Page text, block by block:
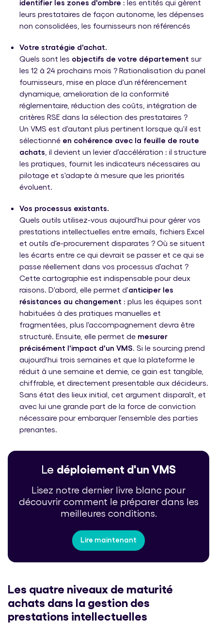
identifier les zones d'ombre : les entités qui gèrent
leurs prestataires de façon autonome, les dépenses
non consolidées, les fournisseurs non référencés
Votre stratégie d'achat.
Quels sont les objectifs de votre département sur
les 12 à 24 prochains mois ? Rationalisation du panel
fournisseurs, mise en place d'un référencement
dynamique, amelioration de la conformité
réglementaire, réduction des coûts, intégration de
critères RSE dans la sélection des prestataires ?
Un VMS est d'autant plus pertinent lorsque qu'il est
sélectionné en cohérence avec la feuille de route
achats , il devient un levier d'accélération : il structure
les pratiques, fournit les indicateurs nécessaires au
pilotage et s'adapte à mesure que les priorités
évoluent.
Vos processus existants.
Quels outils utilisez-vous aujourd'hui pour gérer vos
prestations intellectuelles entre emails, fichiers Excel
et outils d'e-procurement disparates ? Où se situent
les écarts entre ce qui devrait se passer et ce qui se
passe réellement dans vos processus d'achat ?
Cette cartographie est indispensable pour deux
raisons. D'abord, elle permet d'anticiper les
résistances au changement : plus les équipes sont
habituées à des pratiques manuelles et
fragmentées, plus l'accompagnement devra être
structuré. Ensuite, elle permet de mesurer
précisément l'impact d'un VMS . Si le sourcing prend
aujourd'hui trois semaines et que la plateforme le
réduit à une semaine et demie, ce gain est tangible,
chiffrable, et directement presentable aux décideurs.
Sans état des lieux initial, cet argument disparaît, et
avec lui une grande part de la force de conviction
nécessaire pour embarquer l'ensemble des parties
prenantes.
Le déploiement d'un VMS
Lisez notre dernier livre blanc pour
découvrir comment le préparer dans les
meilleures conditions.
Lire maintenant
Les quatre niveaux de maturité
achats dans la gestion des
prestations intellectuelles